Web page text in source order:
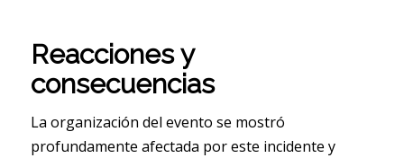
Reacciones y
consecuencias
La organización del evento se mostró
profundamente afectada por este incidente y